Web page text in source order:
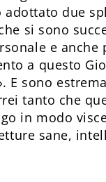
due
si sono
e anche
a questo
E sono
tanto che
in modo
sane,